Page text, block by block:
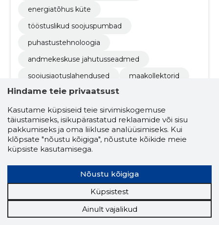
energiatõhus küte
tööstuslikud soojuspumbad
puhastustehnoloogia
andmekeskuse jahutusseadmed
soojusjaotuslahendused
maakollektorid
päikeseküttesüsteemid
soojuspumpade konsultatsiooniteenused
regulaarne hooldus
konsultatsioonid
maasoojus
õhk / vesi
tööstuslikud
33 hinnangut
AIRCOM OÜ Harjumaa
Hindame teie privaatsust
Kasutame küpsiseid teie sirvimiskogemuse
täiustamiseks, isikupärastatud reklaamide või sisu
pakkumiseks ja oma liikluse analüüsimiseks. Kui
klõpsate "nõustu kõigiga", nõustute kõikide meie
küpsiste kasutamisega.
Nõustu kõigiga
Küpsistest
Ainult vajalikud